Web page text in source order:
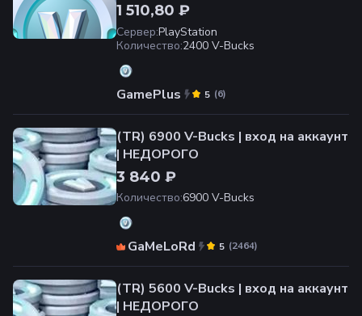
1 510,80 ₽
Сервер:PlayStation
Количество:2400 V-Bucks
GamePlus (6)
5
(TR) 6900 V-Bucks | вход на аккаунт
| НЕДОРОГО
3 840 ₽
Количество:6900 V-Bucks
GaMeLoRd (2464)
5
(TR) 5600 V-Bucks | вход на аккаунт
| НЕДОРОГО